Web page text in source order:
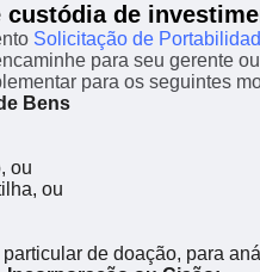
custódia de
Solicitação de
para seu gerente
para os seguintes
Bens
ou
ou
de doação, para